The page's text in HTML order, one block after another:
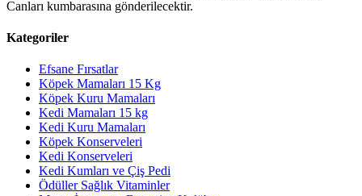
Canları kumbarasına gönderilecektir.
Kategoriler
Efsane Fırsatlar
Köpek Mamaları 15 Kg
Köpek Kuru Mamaları
Kedi Mamaları 15 kg
Kedi Kuru Mamaları
Köpek Konserveleri
Kedi Konserveleri
Kedi Kumları ve Çiş Pedi
Ödüller Sağlık Vitaminler